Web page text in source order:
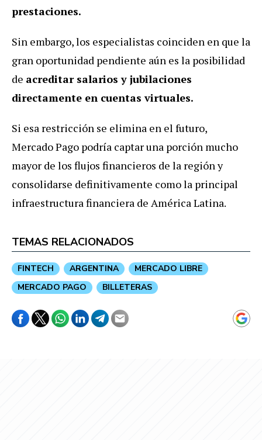
prestaciones.
Sin embargo, los especialistas coinciden en que la
gran oportunidad pendiente aún es la posibilidad
de acreditar salarios y jubilaciones
directamente en cuentas virtuales.
Si esa restricción se elimina en el futuro,
Mercado Pago podría captar una porción mucho
mayor de los flujos financieros de la región y
consolidarse definitivamente como la principal
infraestructura financiera de América Latina.
TEMAS RELACIONADOS
FINTECH ARGENTINA
MERCADO LIBRE
MERCADO PAGO
BILLETERAS